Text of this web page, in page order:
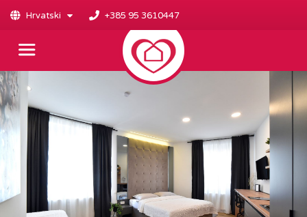
Hrvatski +385 95 3610447